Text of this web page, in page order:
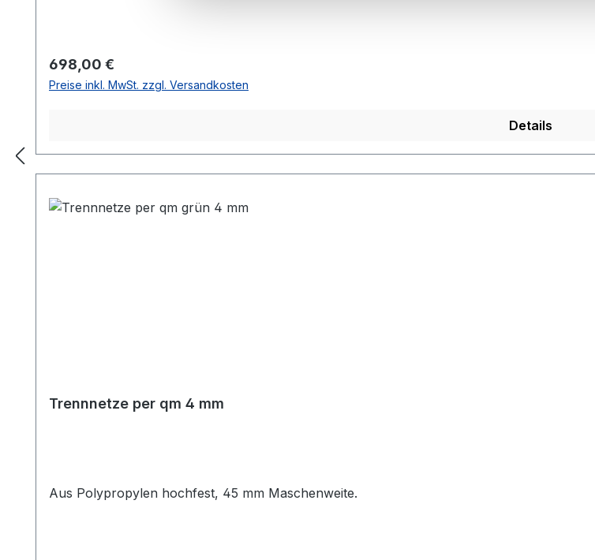
Regulärer Preis:
698,00 €
Preise inkl. MwSt. zzgl. Versandkosten
Details
Trennnetze per qm 4 mm
Aus Polypropylen hochfest, 45 mm Maschenweite.